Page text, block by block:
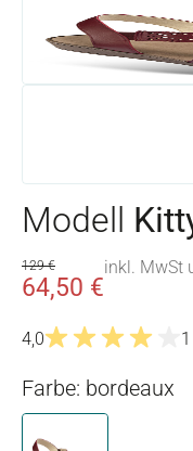
Modell
64,50 €
129 € inkl. MwSt
4,0
Farbe: bordeaux